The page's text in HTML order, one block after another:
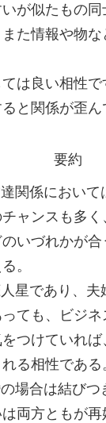
が似たもの
た情報や物
は良い相性
と関係が歪ん
要約
関係において
ャンスも多
いづれかが
。
星であり、夫
ても、ビジ
つけていれ
る相性である
場合は結びつ
両方ともが